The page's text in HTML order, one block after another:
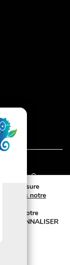
de mesure
dans notre
retirer votre